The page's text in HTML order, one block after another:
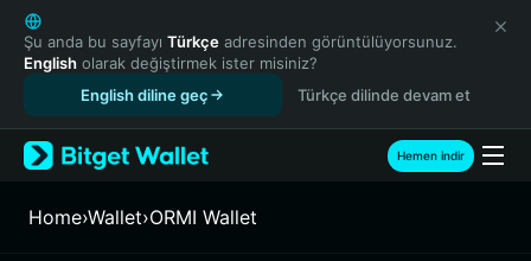
English
日本語
Tiếng Việt
Español (Latinoamérica)
Türkçe
Français
Şu anda bu sayfayı Türkçe adresinden görüntülüyorsunuz.
English olarak değiştirmek ister misiniz?
English diline geç
Türkçe dilinde devam et
Hemen indir
Home›Wallet›ORMI Wallet